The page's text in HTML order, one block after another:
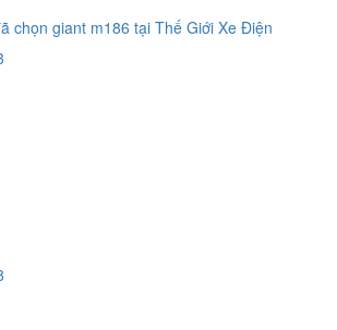
chọn giant m186 tại Thế Giới Xe Điện